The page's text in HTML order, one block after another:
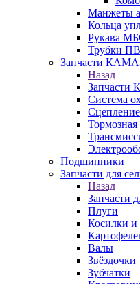
Манжеты
Кольца
Рукава
Трубки
Запчасти
Назад
Система
Подшипники
Запчасти для
Назад
Запчасти
Плуги
Косилки и
Валы
Звёздочки
Зубчатки